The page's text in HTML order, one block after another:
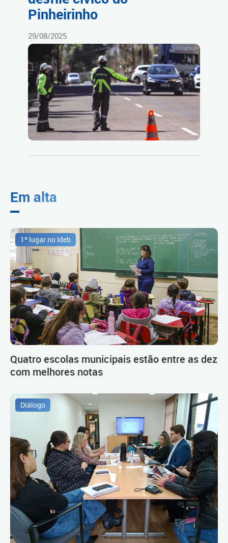
Pinheirinho
29/08/2025
Em alta
1º lugar no Ideb
Quatro escolas municipais estão entre as dez
com melhores notas
Diálogo